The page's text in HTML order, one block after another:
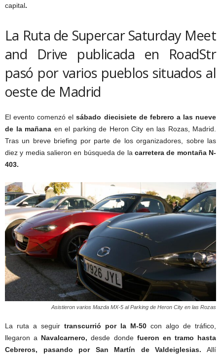
capital.
La Ruta de Supercar Saturday Meet
and Drive publicada en RoadStr
pasó por varios pueblos situados al
oeste de Madrid
El evento comenzó elsábado diecisiete de febrero a las nueve
de la mañana en el parking de Heron City en las Rozas, Madrid.
Tras un breve briefing por parte de los organizadores, sobre las
diez y media salieron en búsqueda de la carretera de montaña N-
403.
Asistieron varios Mazda MX-5 al Parking de Heron City en las Rozas
La ruta a seguir transcurrió por la M-50 con algo de tráfico,
llegaron a Navalcarnero, desde donde fueron en tramo hasta
Cebreros, pasando por San Martín de Valdeiglesias. Allí